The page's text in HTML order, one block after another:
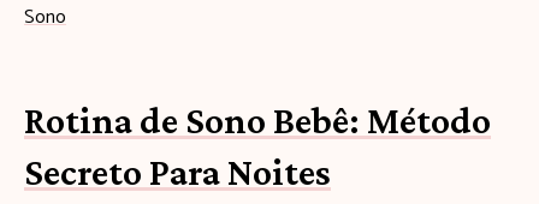
Sono
Rotina de Sono Bebê: Método
Secreto Para Noites